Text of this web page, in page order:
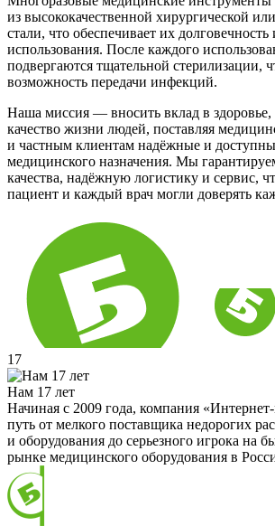
из высококачественной хирургической
стали, что обеспечивает их долговечность
использования. После каждого
подвергаются тщательной стерилизации,
возможность передачи инфекций.
Наша миссия — вносить вклад в здоровье,
качество жизни людей, поставляя
и частным клиентам надёжные и
медицинского назначения. Мы
качества, надёжную логистику и сервис,
пациент и каждый врач могли доверять
17
Нам 17 лет
Начиная с 2009 года, компания
путь от мелкого поставщика недорогих
и оборудования до серьезного игрока на
рынке медицинского оборудования в